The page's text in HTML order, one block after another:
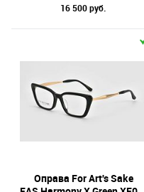
16 500 руб.
Оправа For Art's Sake